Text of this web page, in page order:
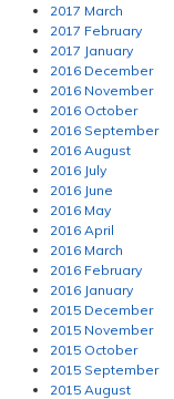
2017 March
2017 February
2017 January
2016 December
2016 November
2016 October
2016 September
2016 August
2016 July
2016 June
2016 May
2016 April
2016 March
2016 February
2016 January
2015 December
2015 November
2015 October
2015 September
2015 August